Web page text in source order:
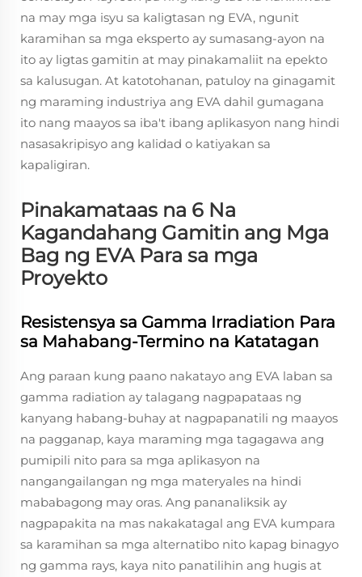
na may mga isyu sa kaligtasan ng EVA, ngunit
karamihan sa mga eksperto ay sumasang-ayon na
ito ay ligtas gamitin at may pinakamaliit na epekto
sa kalusugan. At katotohanan, patuloy na ginagamit
ng maraming industriya ang EVA dahil gumagana
ito nang maayos sa iba't ibang aplikasyon nang hindi
nasasakripisyo ang kalidad o katiyakan sa
kapaligiran.
Pinakamataas na 6 Na
Kagandahang Gamitin ang Mga
Bag ng EVA Para sa mga
Proyekto
Resistensya sa Gamma Irradiation Para
sa Mahabang-Termino na Katatagan
Ang paraan kung paano nakatayo ang EVA laban sa
gamma radiation ay talagang nagpapataas ng
kanyang habang-buhay at nagpapanatili ng maayos
na pagganap, kaya maraming mga tagagawa ang
pumipili nito para sa mga aplikasyon na
nangangailangan ng mga materyales na hindi
mababagong may oras. Ang pananaliksik ay
nagpapakita na mas nakakatagal ang EVA kumpara
sa karamihan sa mga alternatibo nito kapag binagyo
ng gamma rays, kaya nito panatilihin ang hugis at